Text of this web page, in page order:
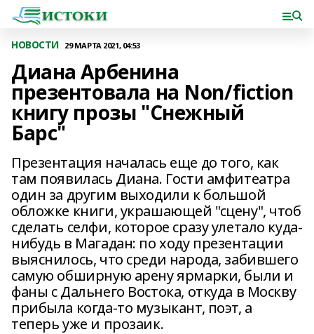
НОВОСТИ 29 МАРТА 2021, 04:53
Диана Арбенина
презентовала на Non/fiction
книгу прозы "Снежный
Барс"
Презентация началась еще до того, как
там появилась Диана. Гости амфитеатра
один за другим выходили к большой
обложке книги, украшающей "сцену", чтоб
сделать селфи, которое сразу улетало куда-
нибудь в Магадан: по ходу презентации
выяснилось, что среди народа, забившего
самую обширную арену ярмарки, были и
фаны с Дальнего Востока, откуда в Москву
прибыла когда-то музыкант, поэт, а
теперь уже и прозаик.